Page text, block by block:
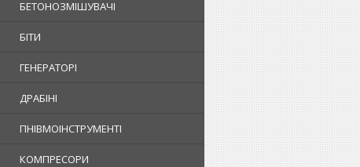
БЕТОНОЗМІШУВАЧІ
БІТИ
ГЕНЕРАТОРІ
ДРАБІНІ
ПНІВМОІНСТРУМЕНТІ
КОМПРЕСОРИ